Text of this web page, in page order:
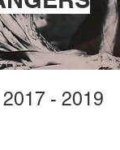
2017 - 2019